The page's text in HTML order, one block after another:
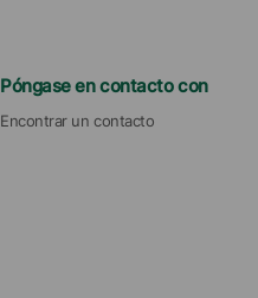
Póngase en contacto con
Encontrar un contacto